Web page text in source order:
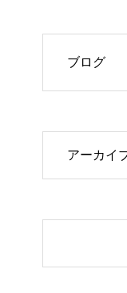
ブログ